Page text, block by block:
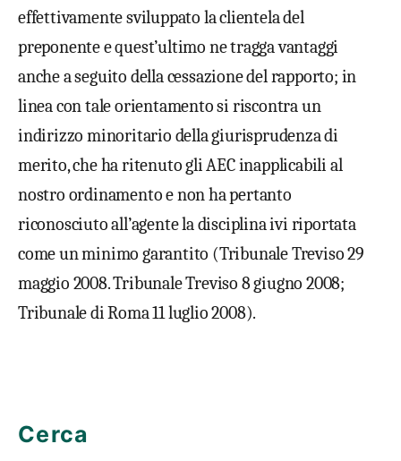
effettivamente sviluppato la clientela del
preponente e quest’ultimo ne tragga vantaggi
anche a seguito della cessazione del rapporto; in
linea con tale orientamento si riscontra un
indirizzo minoritario della giurisprudenza di
merito, che ha ritenuto gli AEC inapplicabili al
nostro ordinamento e non ha pertanto
riconosciuto all’agente la disciplina ivi riportata
come un minimo garantito (Tribunale Treviso 29
maggio 2008. Tribunale Treviso 8 giugno 2008;
Tribunale di Roma 11 luglio 2008).
Cerca